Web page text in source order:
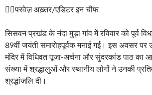
✍🏽परवेज़ अख़्तर/एडिटर इन चीफ
सिसवन प्रखंड के नंदा मुड़ा गांव में रविवार को पूर्व
89वीं जयंती समारोहपूर्वक मनाई गई। इस अवसर पर
मंदिर में विधिवत पूजा-अर्चना और सुंदरकांड पाठ का
संख्या में श्रद्धालुओं और स्थानीय लोगों ने उनकी
श्रद्धांजलि दी।